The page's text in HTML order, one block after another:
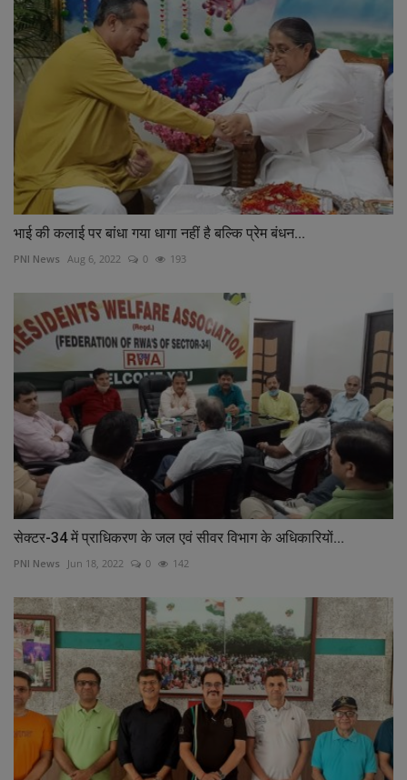
भाई की कलाई पर बांधा गया धागा नहीं है बल्कि प्रेम बंधन...
PNI News Aug 6, 2022 0 193
सेक्टर-34 में प्राधिकरण के जल एवं सीवर विभाग के अधिकारियों...
PNI News Jun 18, 2022 0 142